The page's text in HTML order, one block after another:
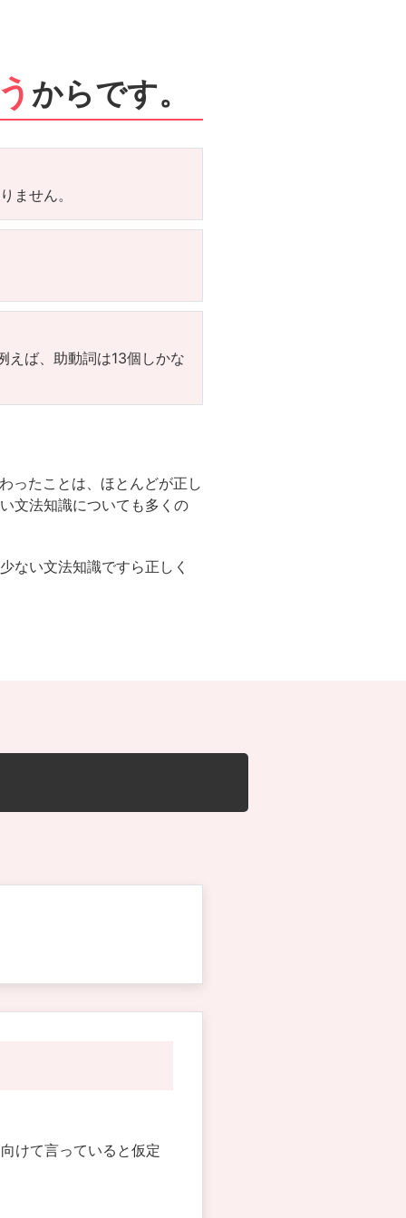
からです。
ません。
えば、助動詞は13個しかな
たことは、ほとんどが正し
文法知識についても多くの
ない文法知識ですら正しく
けて言っていると仮定